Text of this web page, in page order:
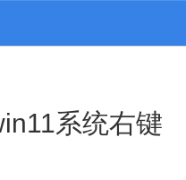
系统右键